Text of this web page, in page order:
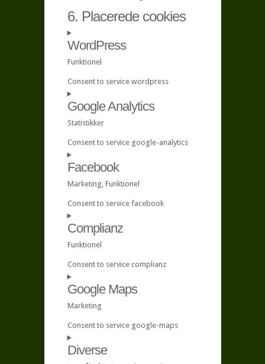
6. Placerede cookies
WordPress
Funktionel
Consent to service wordpress
Google Analytics
Statistikker
Consent to service google-analytics
Facebook
Marketing, Funktionel
Consent to service facebook
Complianz
Funktionel
Consent to service complianz
Google Maps
Marketing
Consent to service google-maps
Diverse